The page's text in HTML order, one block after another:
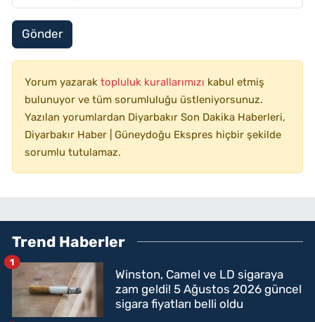
Gönder
Yorum yazarak topluluk kurallarımızı kabul etmiş
bulunuyor ve tüm sorumluluğu üstleniyorsunuz.
Yazılan yorumlardan Diyarbakır Son Dakika Haberleri,
Diyarbakır Haber | Güneydoğu Ekspres hiçbir şekilde
sorumlu tutulamaz.
Trend Haberler
Winston, Camel ve LD sigaraya
zam geldi! 5 Ağustos 2026 güncel
sigara fiyatları belli oldu
1